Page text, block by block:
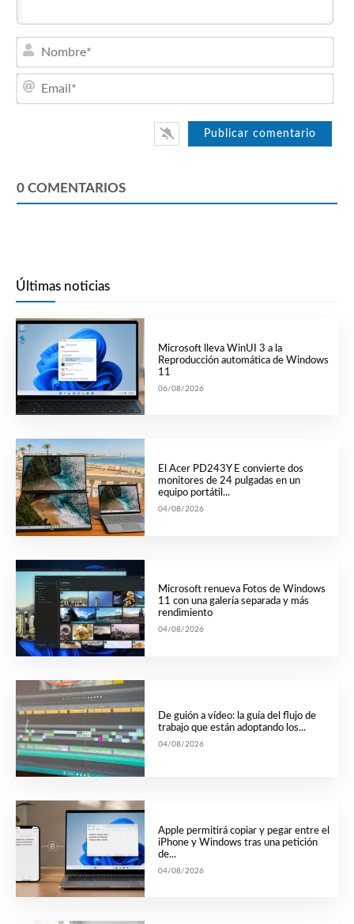
0 COMENTARIOS
Últimas noticias
Microsoft lleva WinUI 3 a la
Reproducción automática de Windows
11
06/08/2026
El Acer PD243Y E convierte dos
monitores de 24 pulgadas en un
equipo portátil...
04/08/2026
Microsoft renueva Fotos de Windows
11 con una galería separada y más
rendimiento
04/08/2026
De guión a vídeo: la guía del flujo de
trabajo que están adoptando los...
04/08/2026
Apple permitirá copiar y pegar entre el
iPhone y Windows tras una petición
de...
04/08/2026